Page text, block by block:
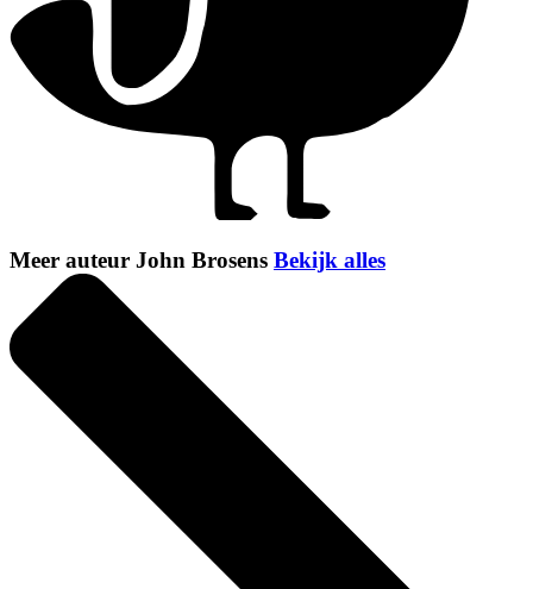
Meer auteur John Brosens Bekijk alles